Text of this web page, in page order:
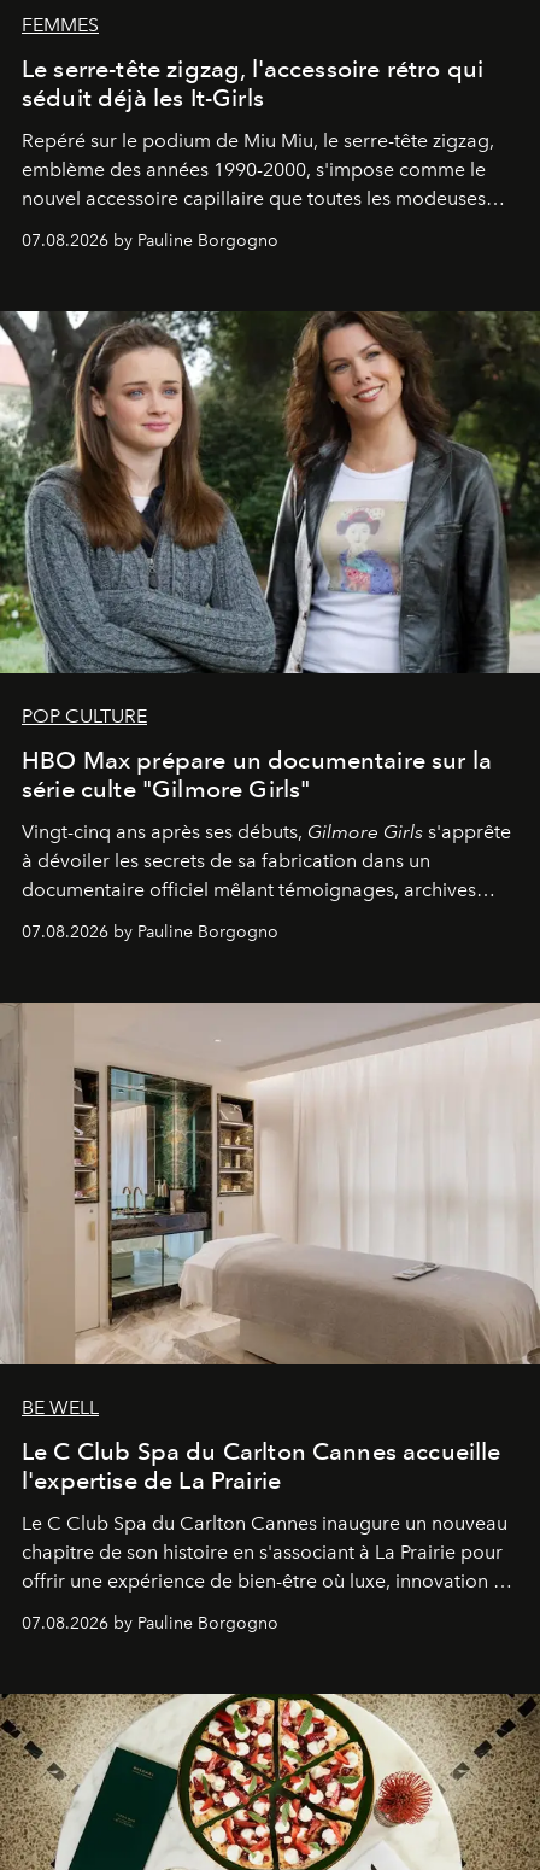
FEMMES
Le serre-tête zigzag, l'accessoire rétro qui
séduit déjà les It-Girls
Repéré sur le podium de Miu Miu, le serre-tête zigzag,
emblème des années 1990-2000, s'impose comme le
nouvel accessoire capillaire que toutes les modeuses
s'arrachent déjà.
07.08.2026 by Pauline Borgogno
POP CULTURE
HBO Max prépare un documentaire sur la
série culte "Gilmore Girls"
Vingt-cinq ans après ses débuts, Gilmore Girls s'apprête
à dévoiler les secrets de sa fabrication dans un
documentaire officiel mêlant témoignages, archives
inédites et plongée dans les coulisses d'un phénomène
générationnel.
07.08.2026 by Pauline Borgogno
BE WELL
Le C Club Spa du Carlton Cannes accueille
l'expertise de La Prairie
Le C Club Spa du Carlton Cannes inaugure un nouveau
chapitre de son histoire en s'associant à La Prairie pour
offrir une expérience de bien-être où luxe, innovation et
expertise se rencontrent.
07.08.2026 by Pauline Borgogno